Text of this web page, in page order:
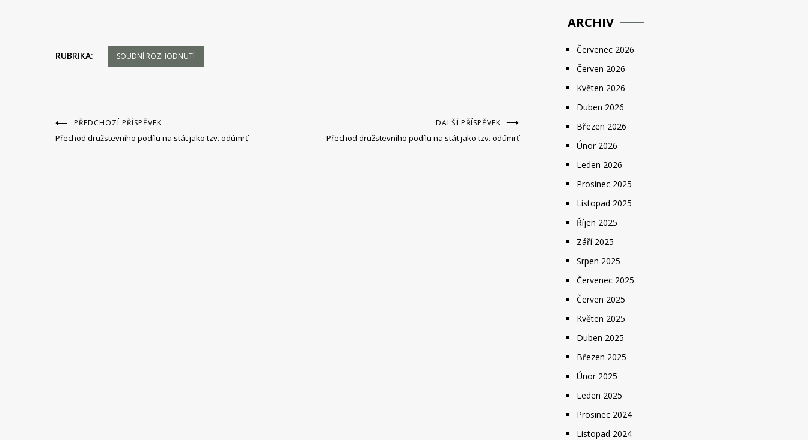
RUBRIKA: SOUDNÍ ROZHODNUTÍ
Navigace
pro
PŘEDCHOZÍ PŘÍSPĚVEK
Přechod družstevního podílu na stát jako tzv. odúmrť
DALŠÍ PŘÍSPĚVEK
Přechod družstevního podílu na stát jako tzv. odúmrť
ARCHIV
Červenec 2026
Červen 2026
Květen 2026
Duben 2026
Březen 2026
Únor 2026
Leden 2026
Prosinec 2025
Listopad 2025
Říjen 2025
Září 2025
Srpen 2025
Červenec 2025
Červen 2025
Květen 2025
Duben 2025
Březen 2025
Únor 2025
Leden 2025
Prosinec 2024
Listopad 2024